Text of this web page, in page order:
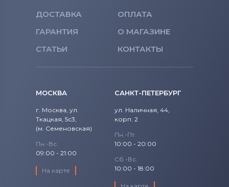
Asus
Модули и экраны для смартфонов
Fly
ДОСТАВКА
ОПЛАТА
ГАРАНТИЯ
О МАГАЗИНЕ
СТАТЬИ
КОНТАКТЫ
МОСКВА
г. Москва, ул.
Ткацкая, 5с3,
(м. Семеновская)
Пн.-Вс.
09:00 - 21:00
На карте
САНКТ-ПЕТЕРБУРГ
ул. Наличная, 44,
корп. 2
Пн.-Пт.
10:00 - 20:00
Сб.-Вс.
10:00 - 18:00